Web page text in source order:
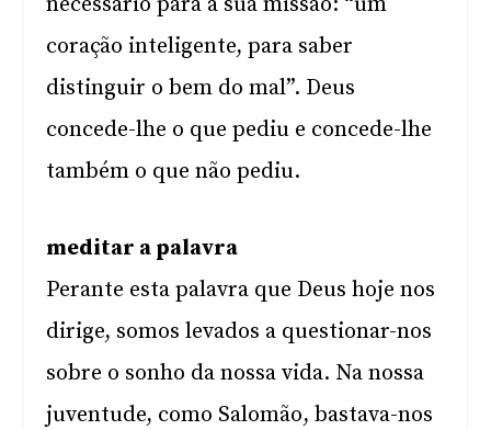
coração inteligente, para saber
distinguir o bem do mal”. Deus
concede-lhe o que pediu e concede-lhe
também o que não pediu.
meditar a palavra
Perante esta palavra que Deus hoje nos
dirige, somos levados a questionar-nos
sobre o sonho da nossa vida. Na nossa
juventude, como Salomão, bastava-nos